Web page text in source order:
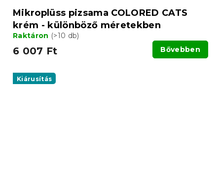
Mikroplüss pizsama COLORED CATS
krém - különböző méretekben
Raktáron (>10 db)
6 007 Ft Bővebben
Kiárusítás